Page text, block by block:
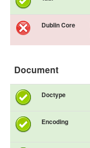
Dublin Core
Document
Doctype
Encoding